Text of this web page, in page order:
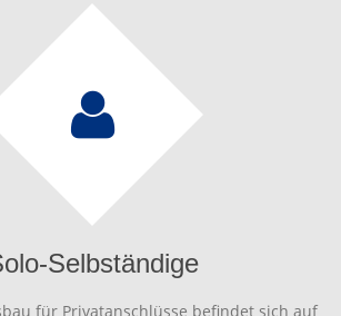
Selbständige
für Privatanschlüsse befindet sich auf